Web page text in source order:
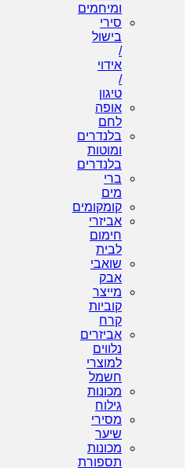
ומיחמים
סירי
בישול
/
אידוי
/
טיגון
אופה
לחם
בלנדרים
ומוטות
בלנדרים
ברי
מים
קומקומים
אביזרי
חימום
לבית
שואבי
אבק
מייצר
קוביות
קרח
אביזרים
נלווים
למוצרי
חשמל
מכונות
גילוח
מסירי
שיער
מכונות
תספורת